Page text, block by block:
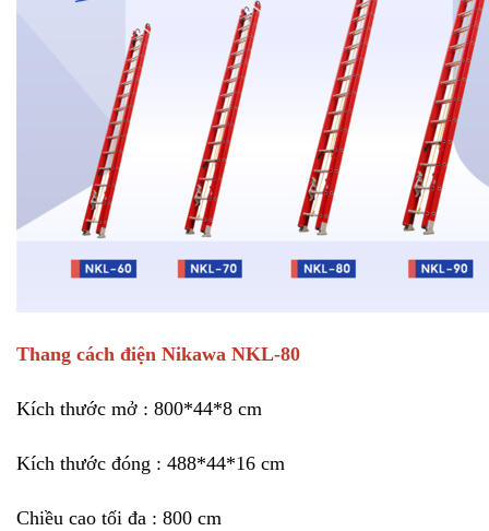
Thang cách điện Nikawa NKL-80
Kích thước mở : 800*44*8 cm
Kích thước đóng : 488*44*16 cm
Chiều cao tối đa : 800 cm